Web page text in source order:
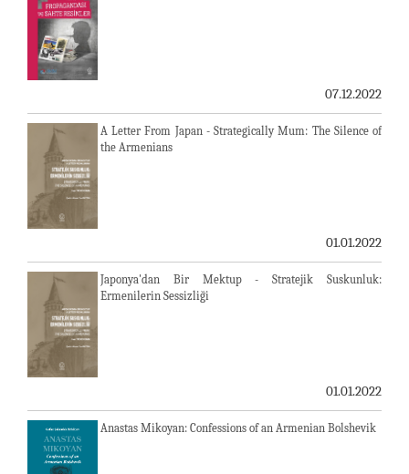
07.12.2022
A Letter From Japan - Strategically Mum: The Silence of
the Armenians
01.01.2022
Japonya'dan Bir Mektup - Stratejik Suskunluk:
Ermenilerin Sessizliği
01.01.2022
Anastas Mikoyan: Confessions of an Armenian Bolshevik